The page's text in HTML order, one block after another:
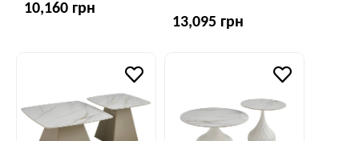
10,160 грн
13,095 грн